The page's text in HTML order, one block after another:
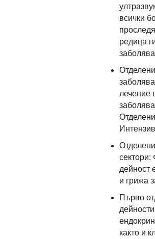
всички
редица
лечение
сектори:
дейност
и грижа
Първо
както и